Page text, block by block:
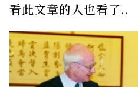
看此文章的人也看了..